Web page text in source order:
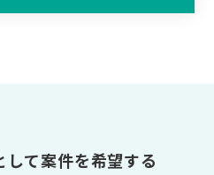
して案件を希望する